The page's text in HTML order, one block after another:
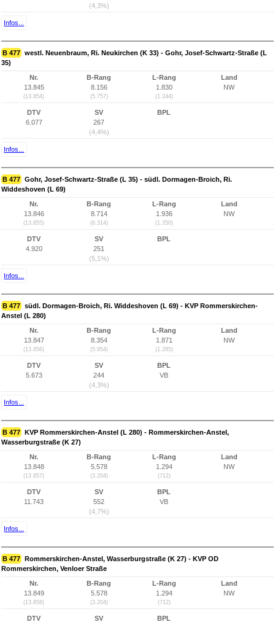
(4,3%)
Infos...
B 477 westl. Neuenbraum, Ri. Neukirchen (K 33) - Gohr, Josef-Schwartz-Straße (L
35)
Nr.
13.845
(13.854)
B-Rang
8.156
(5.757)
L-Rang
1.830
(1.244)
Land
NW
DTV
6.077
SV
267
(4,4%)
BPL
Infos...
B 477 Gohr, Josef-Schwartz-Straße (L 35) - südl. Dormagen-Broich, Ri.
Widdeshoven (L 69)
Nr.
13.846
(13.855)
B-Rang
8.714
(6.314)
L-Rang
1.936
(1.350)
Land
NW
DTV
4.920
SV
251
(5,1%)
BPL
Infos...
B 477 südl. Dormagen-Broich, Ri. Widdeshoven (L 69) - KVP Rommerskirchen-
Anstel (L 280)
Nr.
13.847
(13.856)
B-Rang
8.354
(5.954)
L-Rang
1.871
(1.285)
Land
NW
DTV
5.673
SV
244
(4,3%)
BPL
VB
Infos...
B 477 KVP Rommerskirchen-Anstel (L 280) - Rommerskirchen-Anstel,
Wasserburgstraße (K 27)
Nr.
13.848
(13.857)
B-Rang
5.578
(3.204)
L-Rang
1.294
(712)
Land
NW
DTV
11.743
SV
552
(4,7%)
BPL
VB
Infos...
B 477 Rommerskirchen-Anstel, Wasserburgstraße (K 27) - KVP OD
Rommerskirchen, Venloer Straße
Nr.
13.849
(13.858)
B-Rang
5.578
(3.204)
L-Rang
1.294
(712)
Land
NW
DTV
SV
BPL